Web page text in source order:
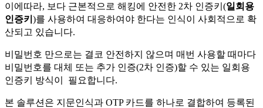
이에따라, 보다 근본적으로 해킹에 안전한 2차 인증키(일회용
인증키 )를 사용하여 대응하여야 한다는 인식이 사회적으로 확
산되고 있습니다.
비밀번호 만으로는 결코 안전하지 않으며 매번 사용할 때마다
비밀번호를 대체 또는 추가 인증(2차 인증)할 수 있는 일회용
인증키 방식이 필요합니다.
본 솔루션은 지문인식과 OTP 카드를 하나로 결합하여 등록된